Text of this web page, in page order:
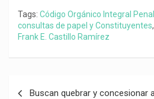
Tags: Código Orgánico Integral Penal
consultas de papel y Constituyentes,
Frank E. Castillo Ramírez
Buscan quebrar y concesionar